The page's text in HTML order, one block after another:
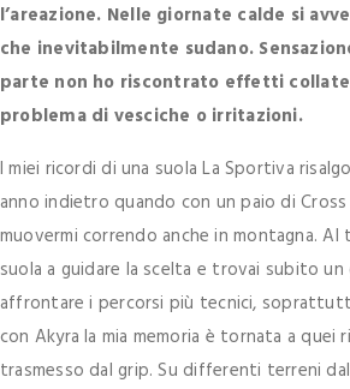
l’areazione. Nelle giornate calde si
che inevitabilmente sudano.
parte non ho riscontrato effetti
problema di vesciche o irritazioni.
I miei ricordi di una suola La Sportiva
anno indietro quando con un paio di
muovermi correndo anche in montagna.
suola a guidare la scelta e trovai subito
affrontare i percorsi più tecnici,
con Akyra la mia memoria è tornata a quei
trasmesso dal grip. Su differenti terreni